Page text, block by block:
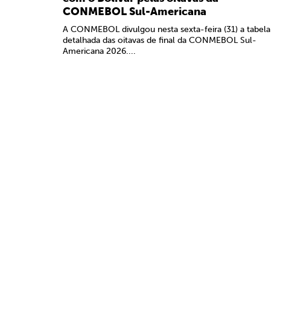
CONMEBOL Sul-Americana
A CONMEBOL divulgou nesta sexta-feira (31) a tabela
detalhada das oitavas de final da CONMEBOL Sul-
Americana 2026....